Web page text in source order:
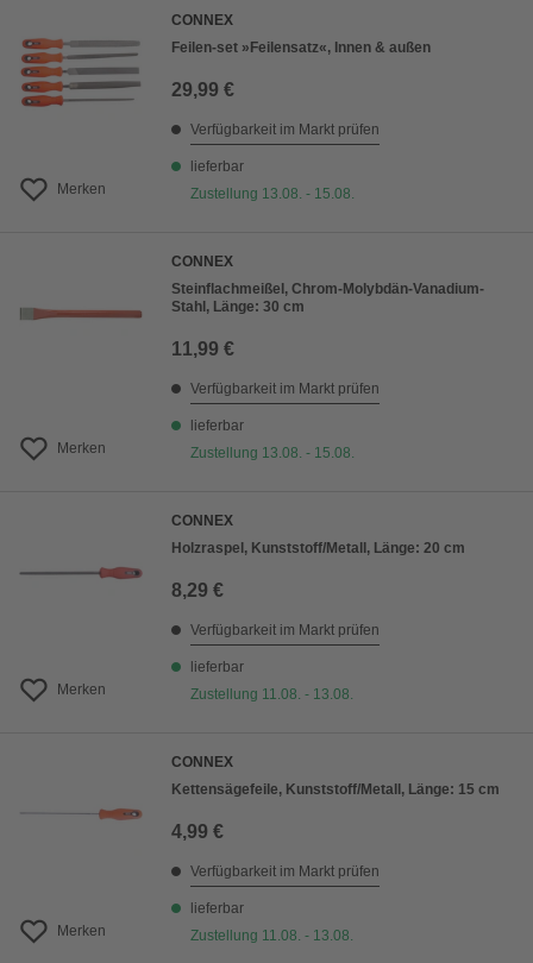
Merken
CONNEX
Feilen-set »Feilensatz«, Innen & außen
29,99 €
Verfügbarkeit im Markt prüfen
lieferbar
Zustellung 13.08. - 15.08.
Merken
CONNEX
Steinflachmeißel, Chrom-Molybdän-Vanadium-
Stahl, Länge: 30 cm
11,99 €
Verfügbarkeit im Markt prüfen
lieferbar
Zustellung 13.08. - 15.08.
Merken
CONNEX
Holzraspel, Kunststoff/Metall, Länge: 20 cm
8,29 €
Verfügbarkeit im Markt prüfen
lieferbar
Zustellung 11.08. - 13.08.
Merken
CONNEX
Kettensägefeile, Kunststoff/Metall, Länge: 15 cm
4,99 €
Verfügbarkeit im Markt prüfen
lieferbar
Zustellung 11.08. - 13.08.